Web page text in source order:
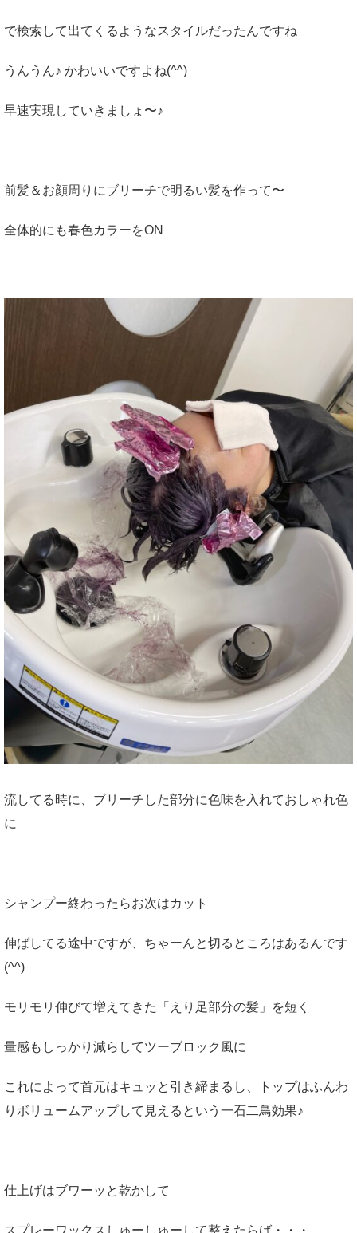
で検索して出てくるようなスタイルだったんですね
うんうん♪ かわいいですよね(^^)
早速実現していきましょ〜♪
前髪＆お顔周りにブリーチで明るい髪を作って〜
全体的にも春色カラーをON
流してる時に、ブリーチした部分に色味を入れておしゃれ色
に
シャンプー終わったらお次はカット
伸ばしてる途中ですが、ちゃーんと切るところはあるんです
(^^)
モリモリ伸びて増えてきた「えり足部分の髪」を短く
量感もしっかり減らしてツーブロック風に
これによって首元はキュッと引き締まるし、トップはふんわ
りボリュームアップして見えるという一石二鳥効果♪
仕上げはブワーッと乾かして
スプレーワックスしゅーしゅーして整えたらば・・・